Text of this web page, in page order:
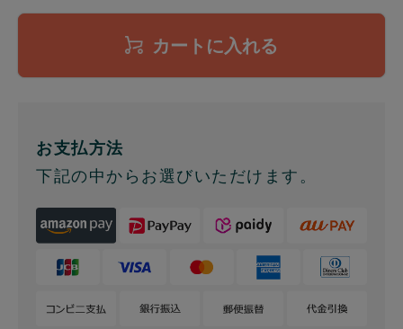
カートに入れる
お支払方法
下記の中からお選びいただけます。